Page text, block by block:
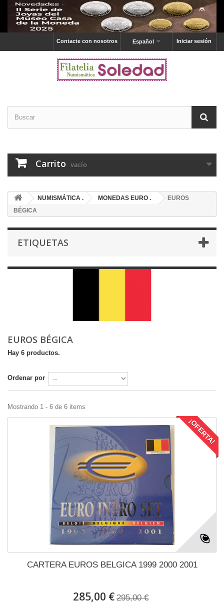
Iniciar sesión
Español
Contacte con nosotros
Carrito vacío
NUMISMÁTICA . MONEDAS EURO .
EUROS
BÉGICA
ETIQUETAS
EUROS BÉGICA
Hay 6 productos.
Ordenar por
Mostrando 1 - 6 de 6 items
¡OFERTA!
CARTERA EUROS BELGICA 1999 2000 2001
285,00 € 295,00 €